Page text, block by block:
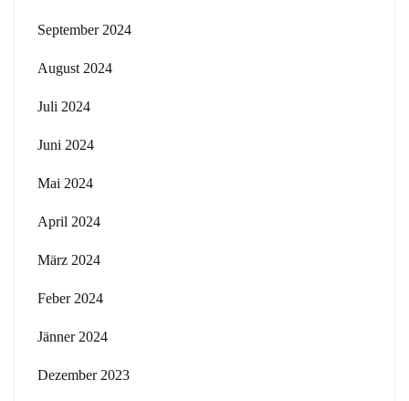
September 2024
August 2024
Juli 2024
Juni 2024
Mai 2024
April 2024
März 2024
Feber 2024
Jänner 2024
Dezember 2023